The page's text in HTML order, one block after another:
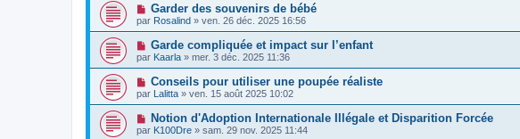
Garder des souvenirs de bébé
par Rosalind » ven. 26 déc. 2025 16:56
Garde compliquée et impact sur l’enfant
par Kaarla » mer. 3 déc. 2025 11:36
Conseils pour utiliser une poupée réaliste
par Lalitta » ven. 15 août 2025 10:02
Notion d'Adoption Internationale Illégale et Disparition Forcée
par K100Dre » sam. 29 nov. 2025 11:44